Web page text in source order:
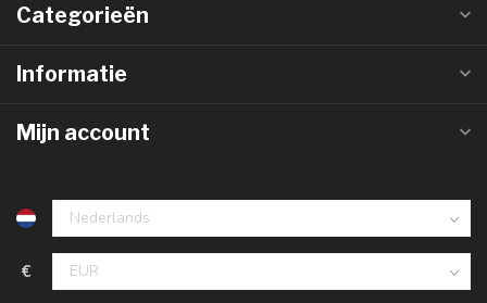
Categorieën
Informatie
Mijn account
€